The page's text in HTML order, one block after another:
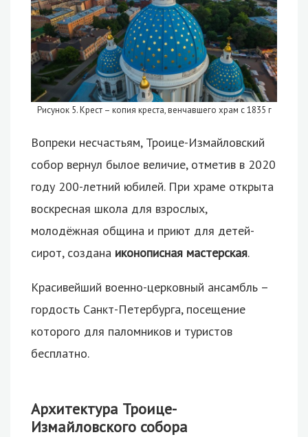
Рисунок 5. Крест – копия креста, венчавшего храм с 1835 г
Вопреки несчастьям, Троице-Измайловский
собор вернул былое величие, отметив в 2020
году 200-летний юбилей. При храме открыта
воскресная школа для взрослых,
молодёжная община и приют для детей-
сирот, создана иконописная мастерская.
Красивейший военно-церковный ансамбль –
гордость Санкт-Петербурга, посещение
которого для паломников и туристов
бесплатно.
Архитектура Троице-
Измайловского собора